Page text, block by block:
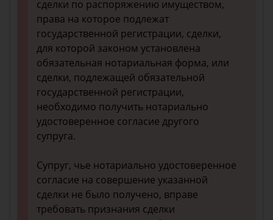
сделки по распоряжению имуществом,
права на которое подлежат
государственной регистрации, сделки,
для которой законом установлена
обязательная нотариальная форма, или
сделки, подлежащей обязательной
государственной регистрации,
необходимо получить нотариально
удостоверенное согласие другого
супруга.
Супруг, чье нотариально удостоверенное
согласие на совершение указанной
сделки не было получено, вправе
требовать признания сделки